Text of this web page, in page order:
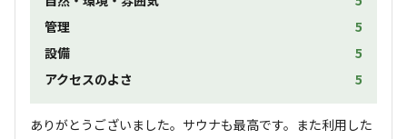
管理
5
設備
5
アクセスのよさ
5
ありがとうございました。サウナも最高です。また利用した